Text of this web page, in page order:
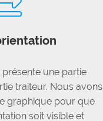
une partie
traiteur. Nous avons
graphique pour que
soit visible et